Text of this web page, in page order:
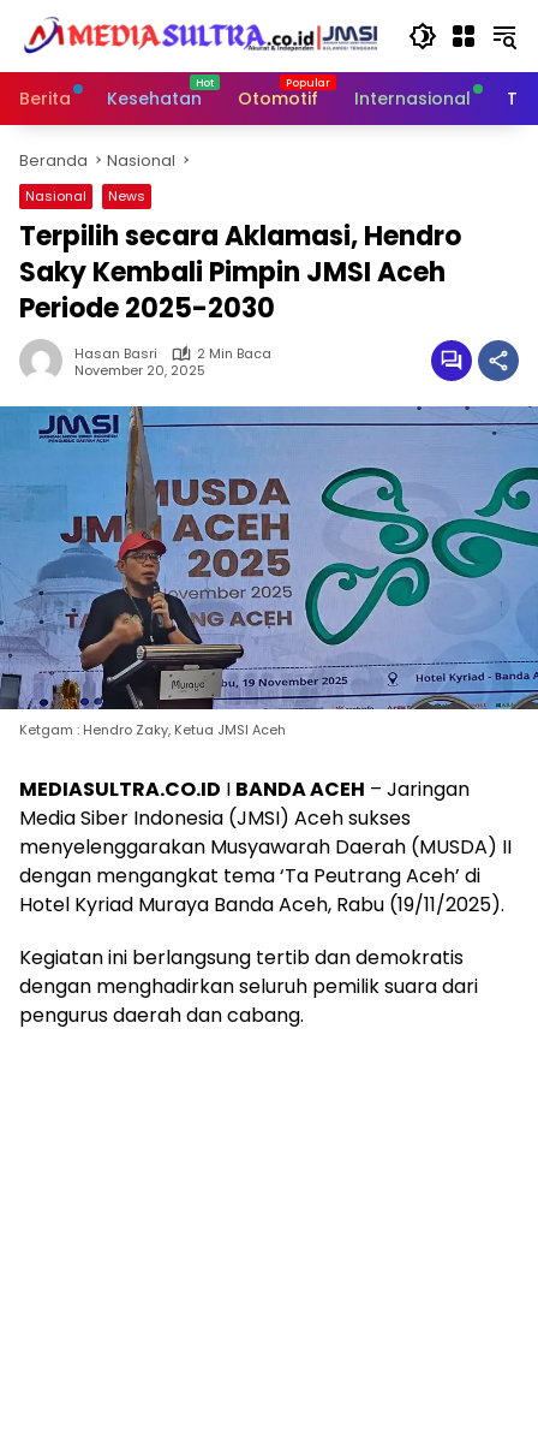
Langsung
konten
Berita
Kesehatan Otomotif Internasional
Beranda Nasional
Nasional News
Terpilih secara Aklamasi, Hendro
Saky Kembali Pimpin JMSI Aceh
Periode 2025-2030
Hasan Basri
2 Min Baca
November 20, 2025
Ketgam : Hendro Zaky, Ketua JMSI Aceh
MEDIASULTRA.CO.ID I BANDA ACEH – Jaringan
Media Siber Indonesia (JMSI) Aceh sukses
menyelenggarakan Musyawarah Daerah (MUSDA) II
dengan mengangkat tema ‘Ta Peutrang Aceh’ di
Hotel Kyriad Muraya Banda Aceh, Rabu (19/11/2025).
Kegiatan ini berlangsung tertib dan demokratis
dengan menghadirkan seluruh pemilik suara dari
pengurus daerah dan cabang.